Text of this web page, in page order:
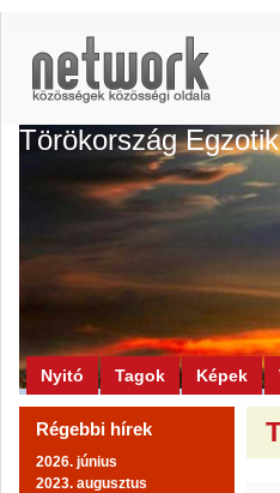
Törökország
Nyitó Tagok Képek
Régebbi hírek
2026. június
2023. augusztus